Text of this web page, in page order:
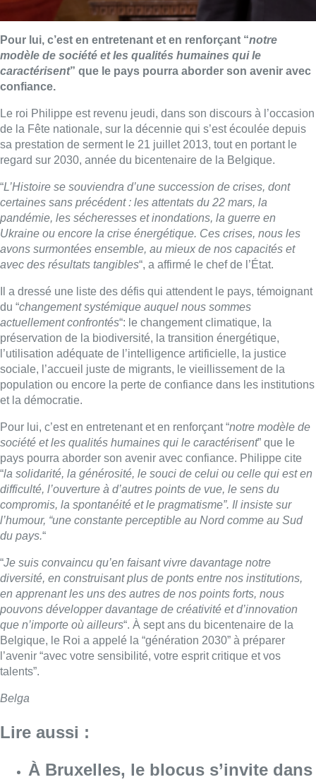
Pour lui, c’est en entretenant et en renforçant “notre
modèle de société et les qualités humaines qui le
caractérisent” que le pays pourra aborder son avenir avec
confiance.
Le roi Philippe est revenu jeudi, dans son discours à l’occasion
de la Fête nationale, sur la décennie qui s’est écoulée depuis
sa prestation de serment le 21 juillet 2013, tout en portant le
regard sur 2030, année du bicentenaire de la Belgique.
“L’Histoire se souviendra d’une succession de crises, dont
certaines sans précédent : les attentats du 22 mars, la
pandémie, les sécheresses et inondations, la guerre en
Ukraine ou encore la crise énergétique. Ces crises, nous les
avons surmontées ensemble, au mieux de nos capacités et
avec des résultats tangibles“, a affirmé le chef de l’État.
Il a dressé une liste des défis qui attendent le pays, témoignant
du “changement systémique auquel nous sommes
actuellement confrontés“: le changement climatique, la
préservation de la biodiversité, la transition énergétique,
l’utilisation adéquate de l’intelligence artificielle, la justice
sociale, l’accueil juste de migrants, le vieillissement de la
population ou encore la perte de confiance dans les institutions
et la démocratie.
Pour lui, c’est en entretenant et en renforçant “notre modèle de
société et les qualités humaines qui le caractérisent” que le
pays pourra aborder son avenir avec confiance. Philippe cite
“la solidarité, la générosité, le souci de celui ou celle qui est en
difficulté, l’ouverture à d’autres points de vue, le sens du
compromis, la spontanéité et le pragmatisme”. Il insiste sur
l’humour, “une constante perceptible au Nord comme au Sud
du pays.“
“Je suis convaincu qu’en faisant vivre davantage notre
diversité, en construisant plus de ponts entre nos institutions,
en apprenant les uns des autres de nos points forts, nous
pouvons développer davantage de créativité et d’innovation
que n’importe où ailleurs“. À sept ans du bicentenaire de la
Belgique, le Roi a appelé la “génération 2030” à préparer
l’avenir “avec votre sensibilité, votre esprit critique et vos
talents”.
Belga
Lire aussi :
À Bruxelles, le blocus s’invite dans